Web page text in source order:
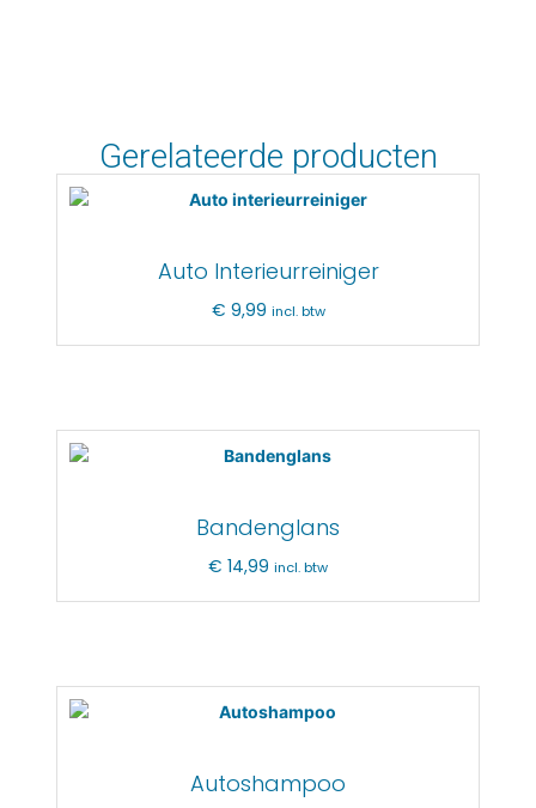
Gerelateerde producten
Auto Interieurreiniger
€ 9,99 incl. btw
Bandenglans
€ 14,99 incl. btw
Autoshampoo